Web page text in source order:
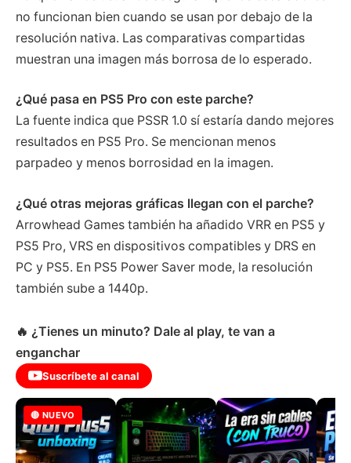
no funcionan bien cuando se usan por debajo de la
resolución nativa. Las comparativas compartidas
muestran una imagen más borrosa de lo esperado.
¿Qué pasa en PS5 Pro con este parche?
La fuente indica que PSSR 1.0 sí estaría dando mejores
resultados en PS5 Pro. Se mencionan menos
parpadeo y menos borrosidad en la imagen.
¿Qué otras mejoras gráficas llegan con el parche?
Arrowhead Games también ha añadido VRR en PS5 y
PS5 Pro, VRS en dispositivos compatibles y DRS en
PC y PS5. En PS5 Power Saver mode, la resolución
también sube a 1440p.
🔥 ¿Tienes un minuto? Dale al play, te van a
enganchar
Suscríbete al canal
🔴 NUEVO